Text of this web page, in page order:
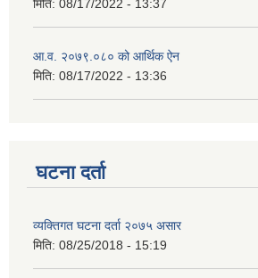
मिति: 08/17/2022 - 13:37
आ.व. २०७९.०८० को आर्थिक ऐन
मिति: 08/17/2022 - 13:36
घटना दर्ता
व्यक्तिगत घटना दर्ता २०७५ असार
मिति: 08/25/2018 - 15:19